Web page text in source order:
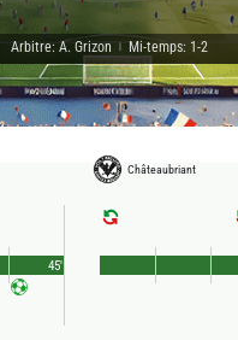
Arbitre: A. Grizon Mi-temps: 1-2
45'
Châteaubriant